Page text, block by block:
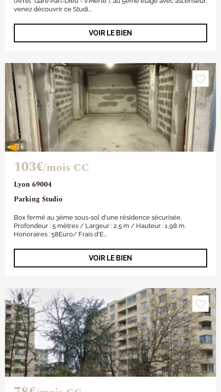
venez découvrir ce Studi...
VOIR LE BIEN
Lyon 69004
Parking Studio
103€/mois CC
Box fermé au 3ème sous-sol d'une résidence sécurisée.
Profondeur : 5 mètres / Largeur : 2,5 m / Hauteur : 1,98 m.
Honoraires : 58Euro/ Frais d'E...
VOIR LE BIEN